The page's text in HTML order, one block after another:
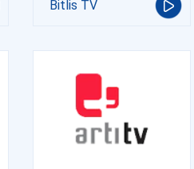
Bitlis TV